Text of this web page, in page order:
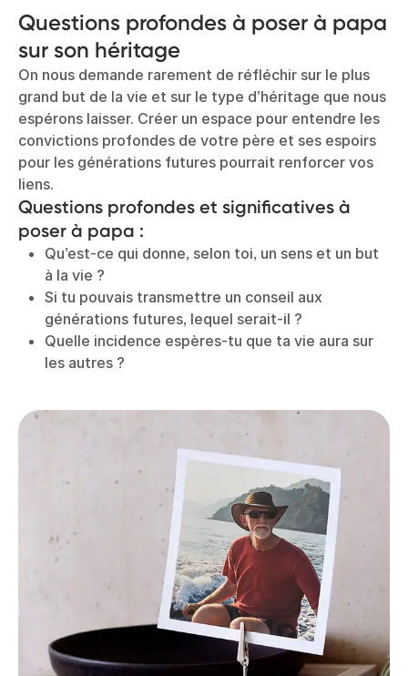
Questions profondes à poser à papa
sur son héritage
On nous demande rarement de réfléchir sur le plus
grand but de la vie et sur le type d’héritage que nous
espérons laisser. Créer un espace pour entendre les
convictions profondes de votre père et ses espoirs
pour les générations futures pourrait renforcer vos
liens.
Questions profondes et significatives à
poser à papa :
Qu’est-ce qui donne, selon toi, un sens et un but
à la vie ?
Si tu pouvais transmettre un conseil aux
générations futures, lequel serait-il ?
Quelle incidence espères-tu que ta vie aura sur
les autres ?